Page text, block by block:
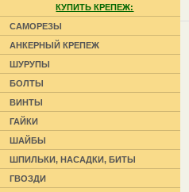
КУПИТЬ КРЕПЕЖ:
САМОРЕЗЫ
АНКЕРНЫЙ КРЕПЕЖ
ШУРУПЫ
БОЛТЫ
ВИНТЫ
ГАЙКИ
ШАЙБЫ
ШПИЛЬКИ, НАСАДКИ, БИТЫ
ГВОЗДИ